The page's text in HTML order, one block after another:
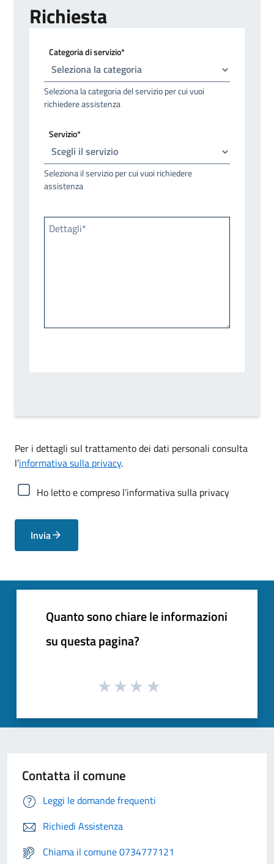
Richiesta
Categoria di servizio*
Seleziona la categoria del servizio per cui vuoi
richiedere assistenza
Servizio*
Seleziona il servizio per cui vuoi richiedere
assistenza
Dettagli*
Per i dettagli sul trattamento dei dati personali consulta
l’informativa sulla privacy.
Ho letto e compreso l’informativa sulla privacy
Invia
Quanto sono chiare le informazioni
su questa pagina?
Contatta il comune
Leggi le domande frequenti
Richiedi Assistenza
Chiama il comune 0734777121